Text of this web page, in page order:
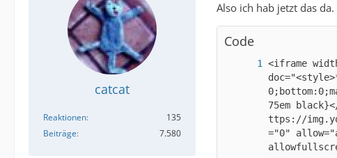
catcat
Reaktionen
135
Beiträge
7.580
Also ich hab jetzt das
Code
<iframe
75em
ttps://
="0"